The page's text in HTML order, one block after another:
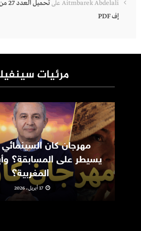
Aitmbarek Abdelali على
إف PDF
مرئيات
يسيطر على المسابقة؟
المغربية؟
17 أبريل، 2026